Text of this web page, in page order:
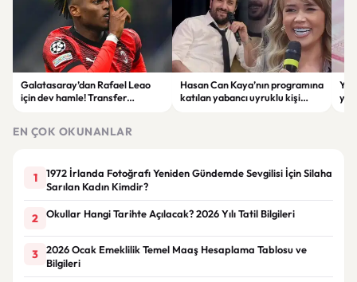
Galatasaray’dan Rafael Leao
için dev hamle! Transfer
Hasan Can Kaya’nın programına
katılan yabancı uyruklu kişi
EN ÇOK OKUNANLAR
1
1972 İrlanda Fotoğrafı Yeniden Gündemde Sevgilisi İçin Silaha
Sarılan Kadın Kimdir?
2 Okullar Hangi Tarihte Açılacak? 2026 Yılı Tatil Bilgileri
3
2026 Ocak Emeklilik Temel Maaş Hesaplama Tablosu ve
Bilgileri